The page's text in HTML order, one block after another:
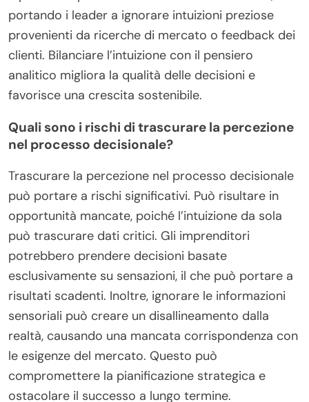
portando i leader a ignorare intuizioni preziose
provenienti da ricerche di mercato o feedback dei
clienti. Bilanciare l’intuizione con il pensiero
analitico migliora la qualità delle decisioni e
favorisce una crescita sostenibile.
Quali sono i rischi di trascurare la percezione
nel processo decisionale?
Trascurare la percezione nel processo decisionale
può portare a rischi significativi. Può risultare in
opportunità mancate, poiché l’intuizione da sola
può trascurare dati critici. Gli imprenditori
potrebbero prendere decisioni basate
esclusivamente su sensazioni, il che può portare a
risultati scadenti. Inoltre, ignorare le informazioni
sensoriali può creare un disallineamento dalla
realtà, causando una mancata corrispondenza con
le esigenze del mercato. Questo può
compromettere la pianificazione strategica e
ostacolare il successo a lungo termine.